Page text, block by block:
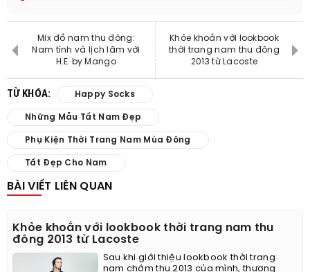
Mix đồ nam thu đông:
Nam tính và lịch lãm với
H.E. by Mango
Khỏe khoắn với lookbook
thời trang nam thu đông
2013 từ Lacoste
TỪ KHÓA: Happy Socks
Những Mẫu Tất Nam Đẹp
Phụ Kiện Thời Trang Nam Mùa Đông
Tất Đẹp Cho Nam
BÀI VIẾT LIÊN QUAN
Khỏe khoắn với lookbook thời trang nam thu
đông 2013 từ Lacoste
Sau khi giới thiệu lookbook thời trang
nam chớm thu 2013 của mình, thương